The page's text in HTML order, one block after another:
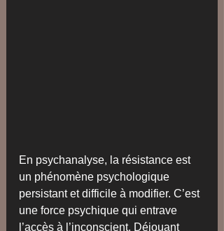
En psychanalyse, la résistance est
un phénomène psychologique
persistant et difficile à modifier. C’est
une force psychique qui entrave
l’accès à l’inconscient. Déjouant